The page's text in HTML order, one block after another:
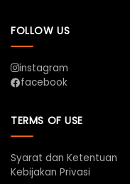
FOLLOW US
instagram
facebook
TERMS OF USE
Syarat dan Ketentuan
Kebijakan Privasi